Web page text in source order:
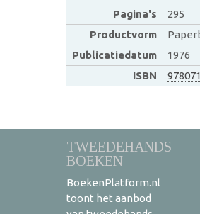
Pagina's
295
Productvorm
Publicatiedatum
1976
ISBN
TWEEDEHANDS
BOEKEN
BoekenPlatform.nl
toont het aanbod